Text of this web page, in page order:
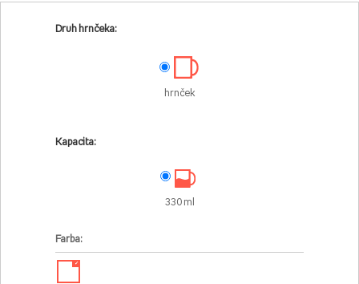
Druh hrnčeka:
hrnček
Kapacita:
330 ml
Farba:
✓